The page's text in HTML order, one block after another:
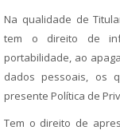
Na qualidade de
tem o direito de
portabilidade, ao
dados pessoais, os
presente Política de
Tem o direito de